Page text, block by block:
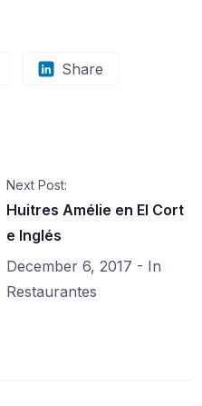
Share
Next Post:
Huitres Amélie en El Cort
e Inglés
December 6, 2017 - In
Restaurantes